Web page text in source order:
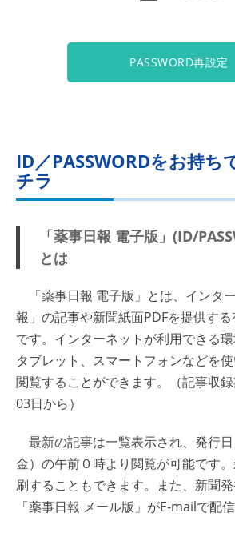
PASSWORD再設定
ID／PASSWORDをお持ち
チラ
「薬事日報 電子版」(ID/
とは
「薬事日報 電子版」とは、インタ
報」の記事や新聞紙面PDFを提供す
です。インターネットが利用できる環
タブレット、スマートフォンなどを
閲覧することができます。（記事収
03日から）
最新の記事は一覧表示され、発行日
金）の午前０時より閲覧が可能です
刷することもできます。また、新聞
「薬事日報 メール版」がE-mailで配信